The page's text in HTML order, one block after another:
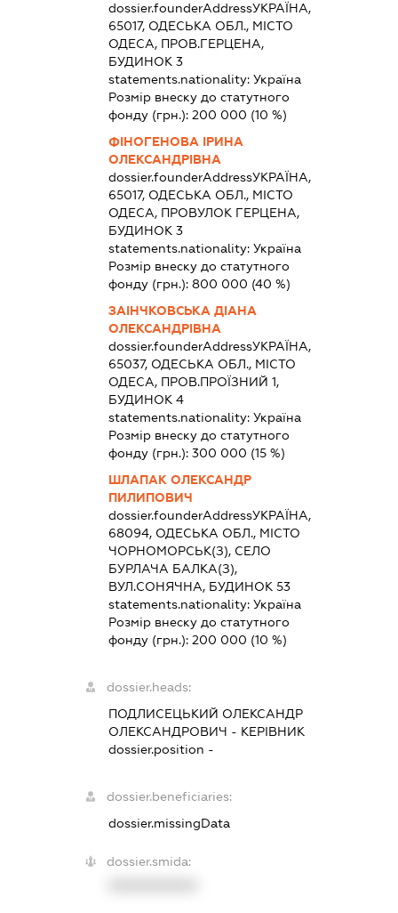
dossier.founderAddressУКРАЇНА,
65017, ОДЕСЬКА ОБЛ., МІСТО
ОДЕСА, ПРОВ.ГЕРЦЕНА,
БУДИНОК 3
statements.nationality: Україна
Розмір внеску до статутного
фонду (грн.): 200 000 (10 %)
ФІНОГЕНОВА ІРИНА
ОЛЕКСАНДРІВНА
dossier.founderAddressУКРАЇНА,
65017, ОДЕСЬКА ОБЛ., МІСТО
ОДЕСА, ПРОВУЛОК ГЕРЦЕНА,
БУДИНОК 3
statements.nationality: Україна
Розмір внеску до статутного
фонду (грн.): 800 000 (40 %)
ЗАІНЧКОВСЬКА ДІАНА
ОЛЕКСАНДРІВНА
dossier.founderAddressУКРАЇНА,
65037, ОДЕСЬКА ОБЛ., МІСТО
ОДЕСА, ПРОВ.ПРОЇЗНИЙ 1,
БУДИНОК 4
statements.nationality: Україна
Розмір внеску до статутного
фонду (грн.): 300 000 (15 %)
ШЛАПАК ОЛЕКСАНДР
ПИЛИПОВИЧ
dossier.founderAddressУКРАЇНА,
68094, ОДЕСЬКА ОБЛ., МІСТО
ЧОРНОМОРСЬК(З), СЕЛО
БУРЛАЧА БАЛКА(З),
ВУЛ.СОНЯЧНА, БУДИНОК 53
statements.nationality: Україна
Розмір внеску до статутного
фонду (грн.): 200 000 (10 %)
dossier.heads:
ПОДЛИСЕЦЬКИЙ ОЛЕКСАНДР
ОЛЕКСАНДРОВИЧ - КЕРІВНИК
dossier.position -
dossier.beneficiaries:
dossier.missingData
dossier.smida: